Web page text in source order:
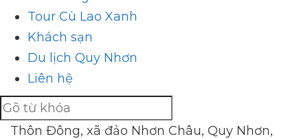
Tour Cù Lao Xanh
Khách sạn
Du lịch Quy Nhơn
Liên hệ
Thôn Đông, xã đảo Nhơn Châu, Quy Nhơn,